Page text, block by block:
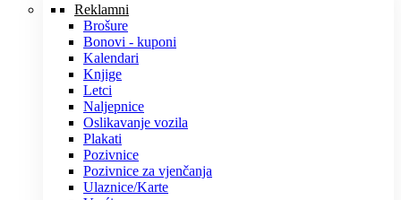
Reklamni
Brošure
Bonovi - kuponi
Kalendari
Knjige
Letci
Naljepnice
Oslikavanje vozila
Plakati
Pozivnice
Pozivnice za vjenčanja
Ulaznice/Karte